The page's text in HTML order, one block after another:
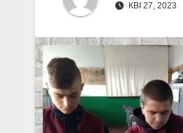
КВІ 27, 2023